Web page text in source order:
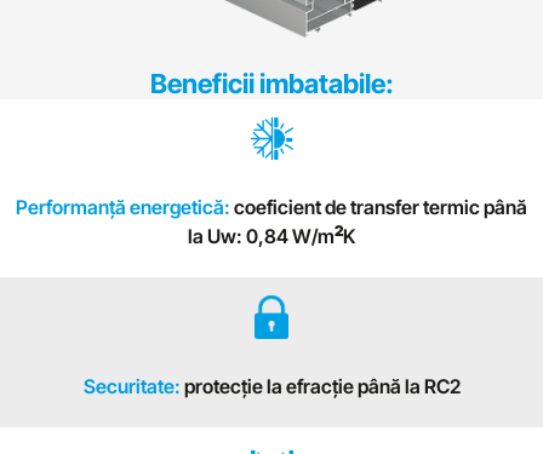
Beneficii imbatabile:
Performanță energetică: coeficient de transfer termic până
la Uw: 0,84 W/m2K
Securitate: protecție la efracție până la RC2